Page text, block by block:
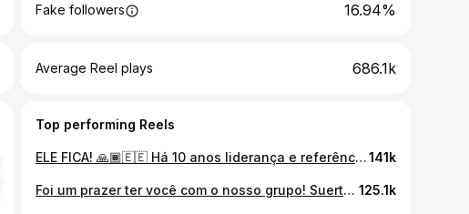
Fake followers 16.94%
Average Reel plays 686.1k
Top performing Reels
ELE FICA! 🙏🏾🇪🇪 Há 10 anos liderança e referência na defesa gremista, @geromeloficial seguirá vestindo nossas cores. Desde 2013, muitos foram os desafios, as batalhas que lutamos e vencemos juntos. E estamos prontos para mais - com a lenda, o ídolo, o santo.141k
Foi um prazer ter você com o nosso grupo! Suerte @luissuarez9 125.1k